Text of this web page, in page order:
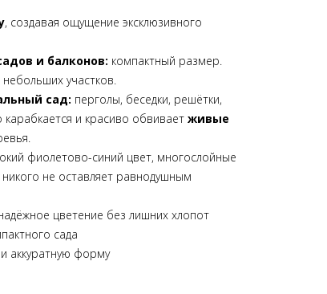
, создавая ощущение эксклюзивного
и балконов: компактный размер.
участков.
сад: перголы, беседки, решётки,
и красиво обвивает живые
фиолетово-синий цвет, многослойные
не оставляет равнодушным
цветение без лишних хлопот
сада
аккуратную форму